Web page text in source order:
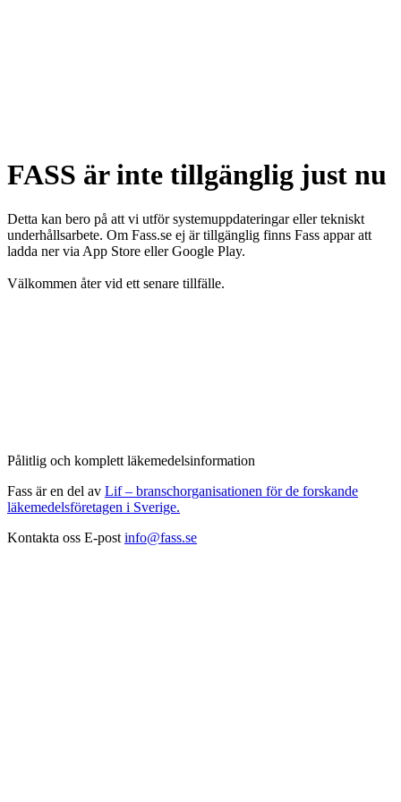
FASS är inte tillgänglig just nu
Detta kan bero på att vi utför systemuppdateringar eller tekniskt
underhållsarbete. Om Fass.se ej är tillgänglig finns Fass appar att
ladda ner via App Store eller Google Play.
Välkommen åter vid ett senare tillfälle.
Pålitlig och komplett läkemedelsinformation
Fass är en del av Lif – branschorganisationen för de forskande
läkemedelsföretagen i Sverige.
Kontakta oss E-post info@fass.se